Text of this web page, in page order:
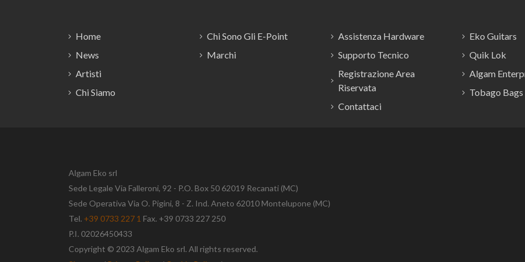
Home
News
Artisti
Chi Siamo
Chi Sono Gli E-Point
Marchi
Assistenza Hardware
Supporto Tecnico
Registrazione Area
Riservata
Contattaci
Eko Guitars
Quik Lok
Algam
Tobago Bags
Algam Eko srl
Sede Legale Via Falleroni, 92 - P.O. Box 50 62019 Recanati (MC)
Sede Operativa Via O. Pigini, 8 - Z. Ind. Aneto 62010 Montelupone (MC)
Tel. +39 0733 227 1 Fax. +39 0733 227 250
P.I. 02026450433
Copyright © 2023 Algam Eko srl. All rights reserved.